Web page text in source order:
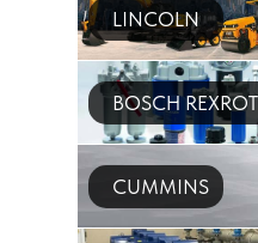
LINCOLN
BOSCH
CUMMINS